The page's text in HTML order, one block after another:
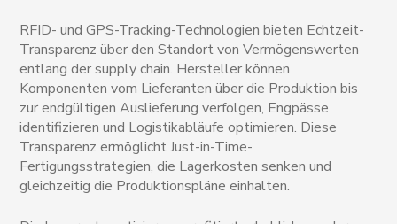
RFID- und GPS-Tracking-Technologien bieten Echtzeit-
Transparenz über den Standort von Vermögenswerten
entlang der supply chain. Hersteller können
Komponenten vom Lieferanten über die Produktion bis
zur endgültigen Auslieferung verfolgen, Engpässe
identifizieren und Logistikabläufe optimieren. Diese
Transparenz ermöglicht Just-in-Time-
Fertigungsstrategien, die Lagerkosten senken und
gleichzeitig die Produktionspläne einhalten.